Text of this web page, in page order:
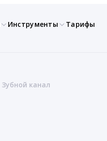
Инструменты Тарифы
Зубной канал